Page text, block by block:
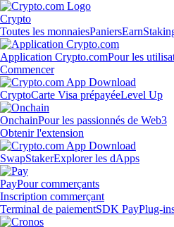
Crypto
Toutes les monnaiesPaniersEarn
Application Crypto.comPour les
Commencer
CryptoCarte Visa prépayéeLevel Up
OnchainPour les passionnés de Web3
Obtenir l'extension
SwapStakerExplorer les dApps
PayPour commerçants
Inscription commerçant
Terminal de paiementSDK PayPlug-